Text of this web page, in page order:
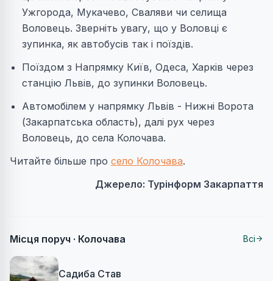
Ужгорода, Мукачево, Сваляви чи селища
Воловець. Зверніть увагу, що у Воловці є
зупинка, як автобусів так і поїздів.
Поїздом з Напрямку Київ, Одеса, Харків через
станцію Львів, до зупинки Воловець.
Автомобілем у напрямку Львів - Нижні Ворота
(Закарпатська область), далі рух через
Воловець, до села Колочава.
Читайте більше про село Колочава.
Джерело: Турінформ Закарпаття
Місця поруч · Колочава Всі
Садиба Став